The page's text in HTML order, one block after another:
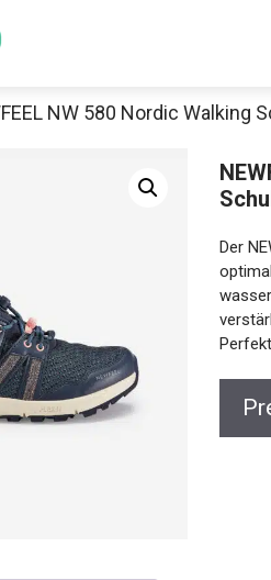
NW 580 Nordic Walking
Der